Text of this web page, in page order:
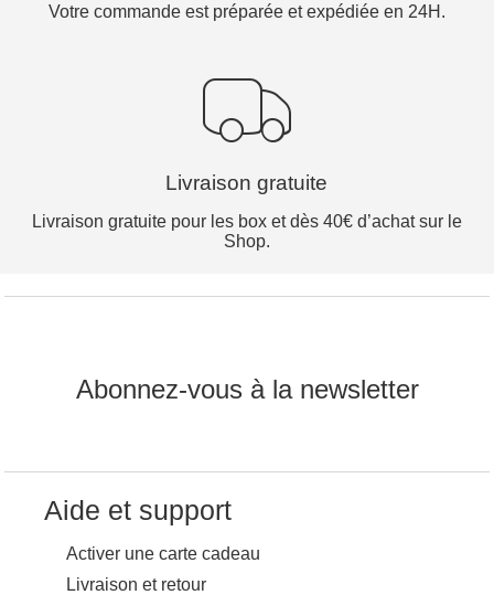
Votre commande est préparée et expédiée en 24H.
Livraison gratuite
Livraison gratuite pour les box et dès 40€ d’achat sur le
Shop.
Abonnez-vous à la newsletter
Aide et support
Activer une carte cadeau
Livraison et retour